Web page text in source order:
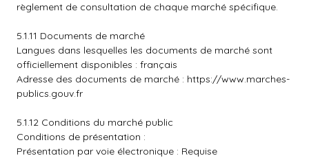
règlement de consultation de chaque marché spécifique.
5.1.11 Documents de marché
Langues dans lesquelles les documents de marché sont
officiellement disponibles : français
Adresse des documents de marché : https://www.marches-
publics.gouv.fr
5.1.12 Conditions du marché public
Conditions de présentation :
Présentation par voie électronique : Requise